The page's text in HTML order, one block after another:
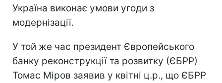
Україна виконає умови угоди з
модернізації.
У той же час президент Європейського
банку реконструкції та розвитку (ЄБРР)
Томас Міров заявив у квітні ц.р., що ЄБРР